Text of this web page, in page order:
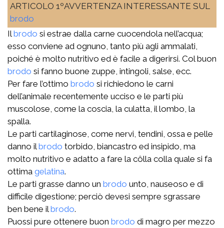
ARTICOLO 1ºAVVERTENZA INTERESSANTE SUL
brodo
Ilbrodo si estrae dalla carne cuocendola nell’acqua;
esso conviene ad ognuno, tanto più agli ammalati,
poiché è molto nutritivo ed è facile a digerirsi. Col buon
brodo si fanno buone zuppe, intingoli, salse, ecc.
Per fare l’ottimo brodo si richiedono le carni
dell’animale recentemente ucciso e le parti più
muscolose, come la coscia, la culatta, il lombo, la
spalla.
Le parti cartilaginose, come nervi, tendini, ossa e pelle
danno ilbrodo torbido, biancastro ed insipido, ma
molto nutritivo e adatto a fare la côlla colla quale si fa
ottima gelatina.
Le parti grasse danno un brodo unto, nauseoso e di
difficile digestione; perciò devesi sempre sgrassare
ben bene ilbrodo.
Puossi pure ottenere buon brodo di magro per mezzo